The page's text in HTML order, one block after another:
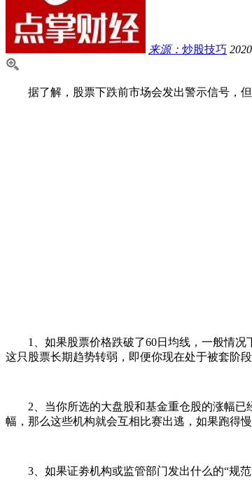
来源： 炒股技巧
据了解，股票下跌前市场会发出警示信号，但
1、如果股票价格跌破了60日均线，一般情况
这只股票长期趋势转弱，即便你现在处于被套阶
2、当你所选的大盘股和基金重仓股的涨幅已
幅，那么这些机构就会互相比赛出逃，如果跑得慢
3、如果证劵机构或监管部门发出什么的“规范”